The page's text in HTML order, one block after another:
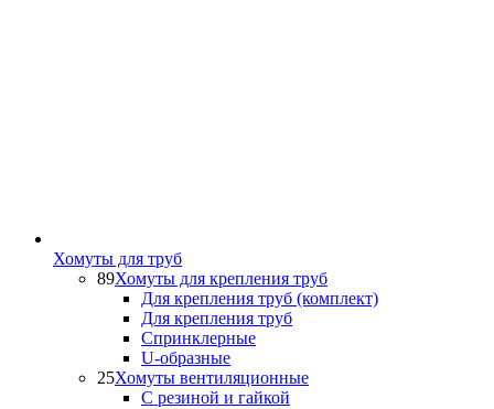
Хомуты для труб
89Хомуты для крепления труб
Для крепления труб (комплект)
Для крепления труб
Спринклерные
U-образные
25Хомуты вентиляционные
С резиной и гайкой